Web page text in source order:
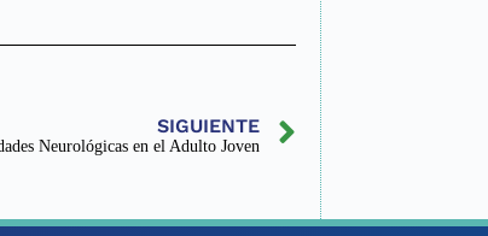
SIGUIENTE
Neurológicas en el Adulto Joven